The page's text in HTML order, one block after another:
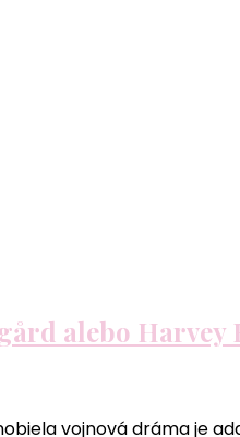
alebo Harvey
vojnová dráma je